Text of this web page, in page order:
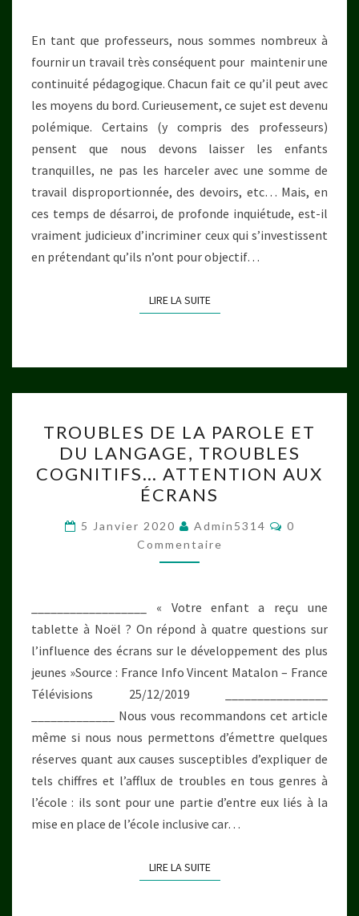
En tant que professeurs, nous sommes nombreux à
fournir un travail très conséquent pour maintenir une
continuité pédagogique. Chacun fait ce qu’il peut avec
les moyens du bord. Curieusement, ce sujet est devenu
polémique. Certains (y compris des professeurs)
pensent que nous devons laisser les enfants
tranquilles, ne pas les harceler avec une somme de
travail disproportionnée, des devoirs, etc… Mais, en
ces temps de désarroi, de profonde inquiétude, est-il
vraiment judicieux d’incriminer ceux qui s’investissent
en prétendant qu’ils n’ont pour objectif…
LIRE LA SUITELIRE LA SUITE
DE
LA
PAROLE
ET
DU
LANGAGE,
TROUBLES
ATTENTION
AUX
ÉCRANS
TROUBLES DE LA PAROLE ET
DU LANGAGE, TROUBLES
COGNITIFS… ATTENTION AUX
ÉCRANS
5 Janvier 2020 Admin5314
0
Commentaire
__________________ « Votre enfant a reçu une
tablette à Noël ? On répond à quatre questions sur
l’influence des écrans sur le développement des plus
jeunes »Source : France Info Vincent Matalon – France
Télévisions 25/12/2019 ________________
_____________ Nous vous recommandons cet article
même si nous nous permettons d’émettre quelques
réserves quant aux causes susceptibles d’expliquer de
tels chiffres et l’afflux de troubles en tous genres à
l’école : ils sont pour une partie d’entre eux liés à la
mise en place de l’école inclusive car…
LIRE LA SUITELIRE LA SUITE